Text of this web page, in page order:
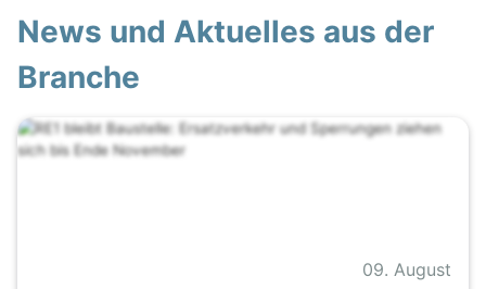
News und Aktuelles aus der
Branche
09. August